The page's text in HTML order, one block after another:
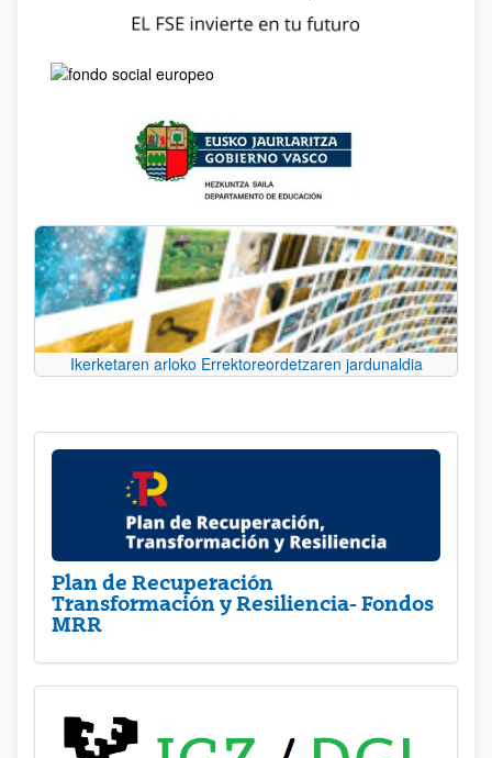
Ikerketaren arloko Errektoreordetzaren jardunaldia
Plan de Recuperación
Transformación y Resiliencia- Fondos
MRR